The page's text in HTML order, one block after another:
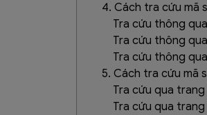
4. Cách tra cứu mã
Tra cứu thông
Tra cứu thông
Tra cứu thông
5. Cách tra cứu mã
Tra cứu qua
Tra cứu qua